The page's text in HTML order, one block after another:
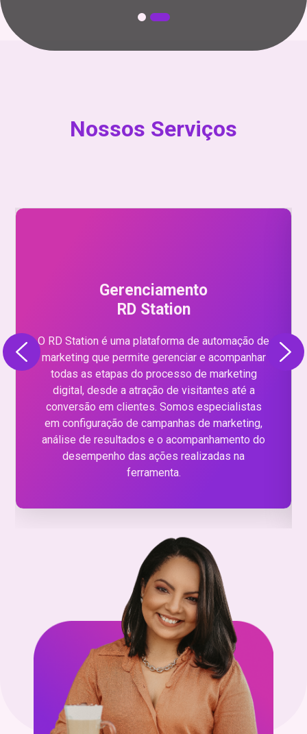
Nossos Serviços
Gerenciamento
RD Station
O RD Station é uma plataforma de automação de
marketing que permite gerenciar e acompanhar
todas as etapas do processo de marketing
digital, desde a atração de visitantes até a
conversão em clientes. Somos especialistas
em configuração de campanhas de marketing,
análise de resultados e o acompanhamento do
desempenho das ações realizadas na
ferramenta.